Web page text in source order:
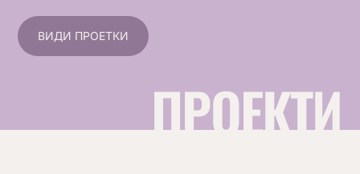
ВИДИ ПРОЕТКИ
ПРОЕКТИ